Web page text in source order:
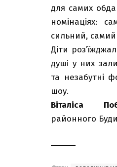
для самих
номінаціях:
сильний,
Діти
душі у них
та незабутні
шоу.
Віталіса
районного